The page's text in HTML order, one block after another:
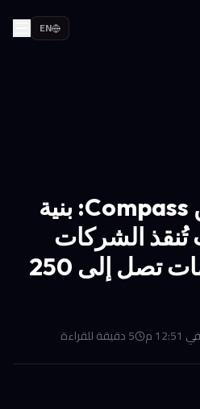
EN
NodGuard من Compass: بنية
تُنقذ الشركات
الهندية من غرامات تصل إلى 250
5دقيقة للقراءة